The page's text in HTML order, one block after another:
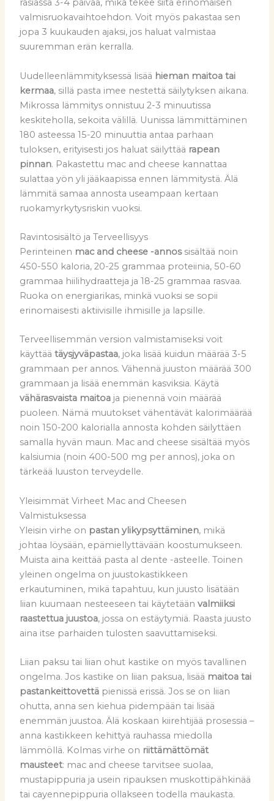
rasiassa 3-4 päivää, mikä tekee siitä erinomaisen
valmisruokavaihtoehdon. Voit myös pakastaa sen
jopa 3 kuukauden ajaksi, jos haluat valmistaa
suuremman erän kerralla.
Uudelleenlämmityksessä lisää hieman maitoa tai
kermaa, sillä pasta imee nestettä säilytyksen aikana.
Mikrossa lämmitys onnistuu 2-3 minuutissa
keskiteholla, sekoita välillä. Uunissa lämmittäminen
180 asteessa 15-20 minuuttia antaa parhaan
tuloksen, erityisesti jos haluat säilyttää rapean
pinnan. Pakastettu mac and cheese kannattaa
sulattaa yön yli jääkaapissa ennen lämmitystä. Älä
lämmitä samaa annosta useampaan kertaan
ruokamyrkytysriskin vuoksi.
Ravintosisältö ja Terveellisyys
Perinteinen mac and cheese -annossisältää noin
450-550 kaloria, 20-25 grammaa proteiinia, 50-60
grammaa hiilihydraatteja ja 18-25 grammaa rasvaa.
Ruoka on energiarikas, minkä vuoksi se sopii
erinomaisesti aktiivisille ihmisille ja lapsille.
Terveellisemmän version valmistamiseksi voit
käyttää täysjyväpastaa, joka lisää kuidun määrää 3-5
grammaan per annos. Vähennä juuston määrää 300
grammaan ja lisää enemmän kasviksia. Käytä
vähärasvaista maitoaja pienennä voin määrää
puoleen. Nämä muutokset vähentävät kalorimäärää
noin 150-200 kalorialla annosta kohden säilyttäen
samalla hyvän maun. Mac and cheese sisältää myös
kalsiumia (noin 400-500 mg per annos), joka on
tärkeää luuston terveydelle.
Yleisimmät Virheet Mac and Cheesen
Valmistuksessa
Yleisin virhe on pastan ylikypsyttäminen, mikä
johtaa löysään, epämiellyttävään koostumukseen.
Muista aina keittää pasta al dente -asteelle. Toinen
yleinen ongelma on juustokastikkeen
erkautuminen, mikä tapahtuu, kun juusto lisätään
liian kuumaan nesteeseen tai käytetään valmiiksi
raastettua juustoa, jossa on estäytymiä. Raasta juusto
aina itse parhaiden tulosten saavuttamiseksi.
Liian paksu tai liian ohut kastike on myös tavallinen
ongelma. Jos kastike on liian paksua, lisää maitoa tai
pastankeittovettäpienissä erissä. Jos se on liian
ohutta, anna sen kiehua pidempään tai lisää
enemmän juustoa. Älä koskaan kiirehtijää prosessia –
anna kastikkeen kehittyä rauhassa miedolla
lämmöllä. Kolmas virhe on riittämättömät
mausteet: mac and cheese tarvitsee suolaa,
mustapippuria ja usein ripauksen muskottipähkinää
tai cayennepippuria ollakseen todella maukasta.